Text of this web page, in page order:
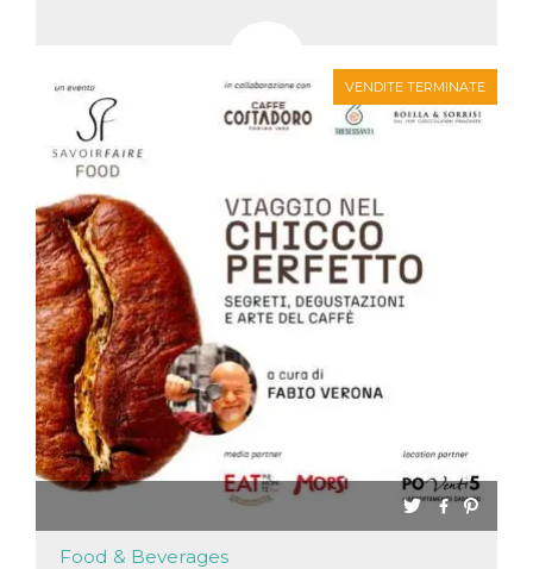
VENDITE TERMINATE
Food & Beverages